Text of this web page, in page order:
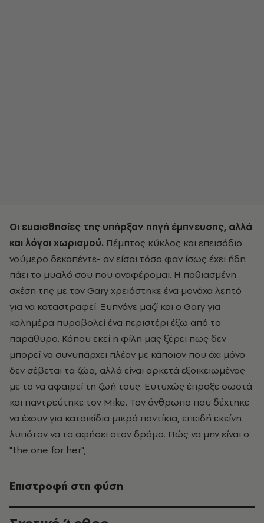
Οι ευαισθησίες της υπήρξαν πηγή έμπνευσης, αλλά
και λόγοι χωρισμού. Πέμπτος κύκλος και επεισόδιο
νούμερο δεκαπέντε- αν είσαι τόσο φαν ίσως έχει ήδη
πάει το μυαλό σου που αναφέρομαι. Η παθιασμένη
σχέση της με τον Gary χρειάστηκε ένα μονάχα λεπτό
για να καταστραφεί. Ξυπνάνε μαζί και ο Gary για
καλημέρα πυροβολεί ένα περιστέρι έξω από το
παράθυρο. Κάπου εκεί η φίλη μας ξέρει πως δεν
μπορεί να συνυπάρχει πλέον με κάποιον που όχι μόνο
δεν σέβεται τα ζώα, αλλά είναι αρκετά εξοικειωμένος
με το να αφαιρεί τη ζωή τους. Ευτυχώς έπραξε σωστά
και παντρεύτηκε τον Mike. Τον άνθρωπο που δέχτηκε
να έχουν για κατοικίδια μικρά ποντίκια, επειδή εκείνη
λυπόταν να τα αφήσει στον δρόμο. Πώς να μην είναι ο
"the one for her";
Επιστροφή στη φύση